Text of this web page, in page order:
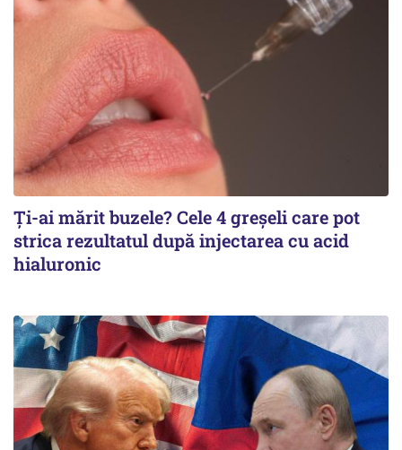
Ți-ai mărit buzele? Cele 4 greșeli care pot
strica rezultatul după injectarea cu acid
hialuronic